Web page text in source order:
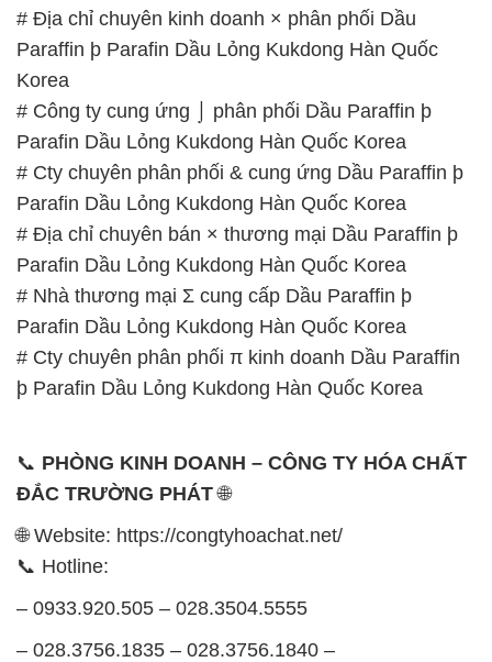
# Địa chỉ chuyên kinh doanh × phân phối Dầu
Paraffin þ Parafin Dầu Lỏng Kukdong Hàn Quốc
Korea
# Công ty cung ứng ⌡ phân phối Dầu Paraffin þ
Parafin Dầu Lỏng Kukdong Hàn Quốc Korea
# Cty chuyên phân phối & cung ứng Dầu Paraffin þ
Parafin Dầu Lỏng Kukdong Hàn Quốc Korea
# Địa chỉ chuyên bán × thương mại Dầu Paraffin þ
Parafin Dầu Lỏng Kukdong Hàn Quốc Korea
# Nhà thương mại Σ cung cấp Dầu Paraffin þ
Parafin Dầu Lỏng Kukdong Hàn Quốc Korea
# Cty chuyên phân phối π kinh doanh Dầu Paraffin
þ Parafin Dầu Lỏng Kukdong Hàn Quốc Korea
📞 PHÒNG KINH DOANH – CÔNG TY HÓA CHẤT
ĐẮC TRƯỜNG PHÁT🌐
🌐 Website: https://congtyhoachat.net/
📞 Hotline:
– 0933.920.505 – 028.3504.5555
– 028.3756.1835 – 028.3756.1840 –